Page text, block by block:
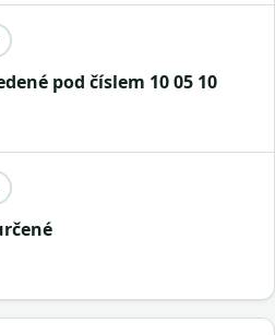
pod číslem 10 05 10